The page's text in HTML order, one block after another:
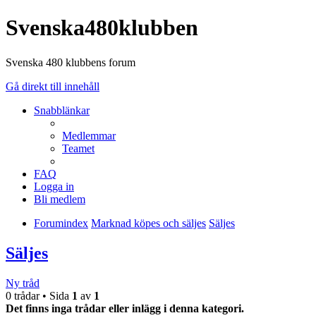
Svenska480klubben
Svenska 480 klubbens forum
Gå direkt till innehåll
Snabblänkar
Medlemmar
Teamet
FAQ
Logga in
Bli medlem
Forumindex Marknad köpes och säljes Säljes
Säljes
Ny tråd
0 trådar • Sida 1 av 1
Det finns inga trådar eller inlägg i denna kategori.